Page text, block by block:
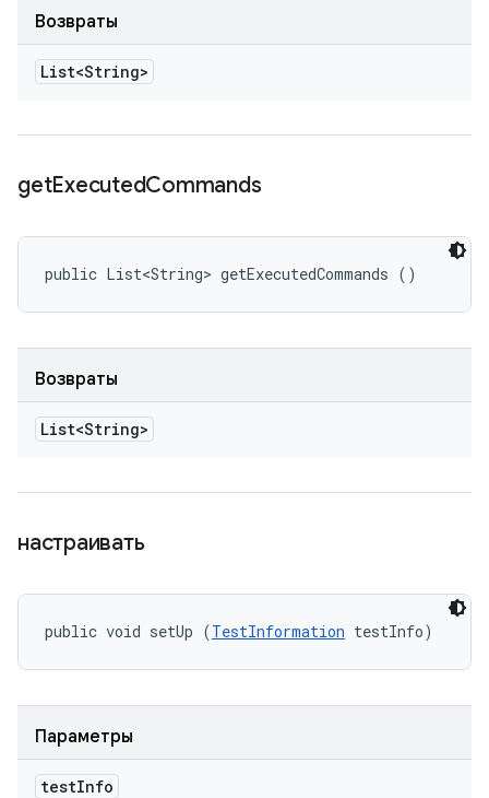
Возвраты
List<String>
getExecutedCommands
public List<String> getExecutedCommands ()
Возвраты
List<String>
настраивать
public void setUp (TestInformation testInfo)
Параметры
testInfo